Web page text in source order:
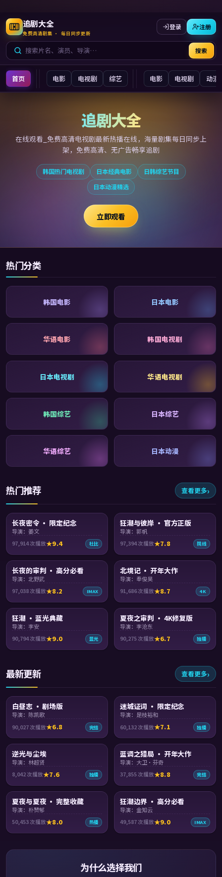
追剧大全
免费高清剧集 · 每日同步更新
搜索
登录 注册
首页 电影 电视剧 综艺 电影 电视剧 动漫
追剧大全
追剧大全
在线观看_免费高清电视剧最新热播在线，海量剧集每日同步上
架，免费高清、无广告畅享追剧
韩国热门电视剧 日本经典电影
日韩综艺节目
日本动漫精选
立即观看
热门分类
韩国电影 日本电影
华语电影 韩国电视剧
日本电视剧 华语电视剧
韩国综艺 日本综艺
华语综艺 日本动漫
热门推荐 查看更多
长夜密令 · 限定纪念
导演：姜文
97,914次播放 9.4 杜比
狂潮与彼岸 · 官方正版
导演：郭帆
97,394次播放 7.8 院线
长夜的审判 · 高分必看
导演：北野武
97,038 次播放 8.2 IMAX
北境记 · 开年大作
导演：奉俊昊
91,686次播放 8.7 4K
狂潮 · 蓝光典藏
导演：李安
90,794次播放 9.0 蓝光
夏夜之审判 · 4K修复版
导演：李沧东
90,275次播放 6.7 独播
最新更新 查看更多
白昼志 · 剧场版
导演：陈凯歌
90,027 次播放 6.8 完结
迷城证词 · 限定纪念
导演：是枝裕和
60,132次播放 7.1 独播
逆光与尘埃
导演：林超贤
8,042 次播放 7.6 独播
蓝调之猎局 · 开年大作
导演：大卫·芬奇
37,855次播放 8.8 完结
夏夜与夏夜 · 完整收藏
导演：朴赞郁
50,453 次播放 8.0 热播
狂潮边界 · 高分必看
导演：金知云
49,587次播放 9.0 IMAX
为什么选择我们